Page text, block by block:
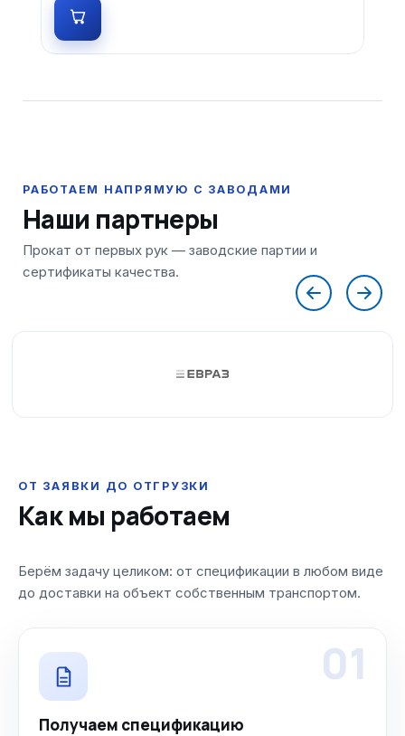
Наши партнеры
ОТ ЗАЯВКИ ДО ОТГРУЗКИ
Как мы работаем
Берём задачу целиком: от спецификации в любом виде
до доставки на объект собственным транспортом.
01
Получаем спецификацию